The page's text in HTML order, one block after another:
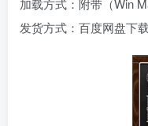
加载方式：附带（Win
发货方式：百度网盘下